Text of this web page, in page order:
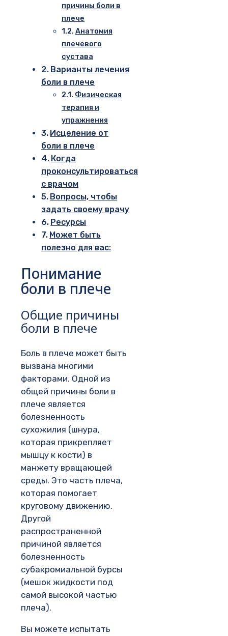
причины боли в
плече
Анатомия
плечевого
сустава
Варианты лечения
боли в плече
Физическая
терапия и
упражнения
Исцеление от
боли в плече
Когда
проконсультироваться
с врачом
Вопросы, чтобы
задать своему врачу
Ресурсы
Может быть
полезно для вас:
Понимание
боли в плече
Общие причины
боли в плече
Боль в плече может быть
вызвана многими
факторами. Одной из
общей причины боли в
плече является
болезненность
сухожилия (шнура,
которая прикрепляет
мышцу к кости) в
манжету вращающей
среды. Это часть плеча,
которая помогает
круговому движению.
Другой
распространенной
причиной является
болезненность
субакромиальной бурсы
(мешок жидкости под
самой высокой частью
плеча).
Вы можете испытать